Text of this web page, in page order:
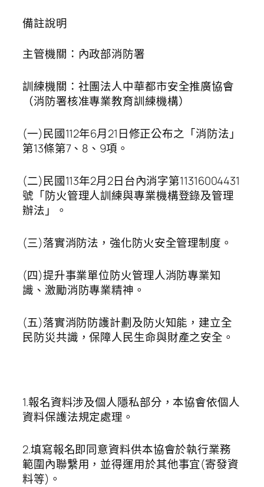
備註說明
主管機關：內政部消防署
訓練機關：社團法人中華都市安全推廣協會
（消防署核准專業教育訓練機構）
(一)民國112年6月21日修正公布之「消防法」
第13條第7、8、9項。
(二)民國113年2月2日台內消字第11316004431
號「防火管理人訓練與專業機構登錄及管理
辦法」。
(三)落實消防法，強化防火安全管理制度。
(四)提升事業單位防火管理人消防專業知
識、激勵消防專業精神。
(五)落實消防防護計劃及防火知能，建立全
民防災共識，保障人民生命與財產之安全。
1.報名資料涉及個人隱私部分，本協會依個人
資料保護法規定處理。
2.填寫報名即同意資料供本協會於執行業務
範圍內聯繫用，並得運用於其他事宜(寄發資
料等)。